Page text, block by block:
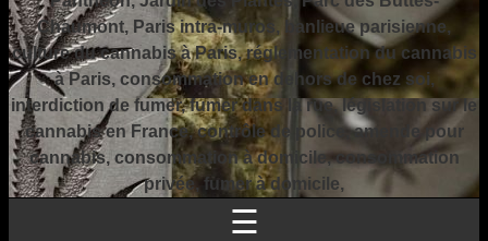
Chaumont, Paris intra-muros, banlieue parisienne,
culture du cannabis à Paris, réglementation du cannabis
à Paris, consommation en dehors de chez soi,
interdiction de fumer, fumer dans la rue, législation sur le
cannabis en France, contrôle de police, amende pour
cannabis, consommation à domicile, consommation
privée, fumer à domicile,
☰